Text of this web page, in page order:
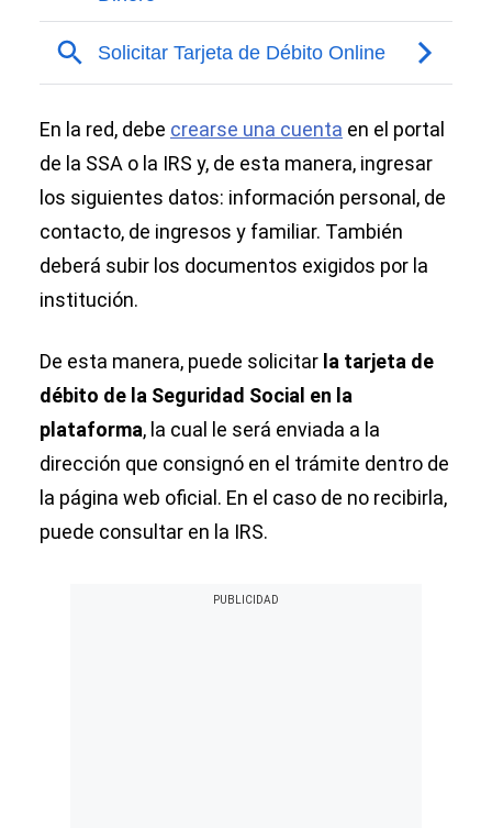
En la red, debe crearse una cuenta en el portal
de la SSA o la IRS y, de esta manera, ingresar
los siguientes datos: información personal, de
contacto, de ingresos y familiar. También
deberá subir los documentos exigidos por la
institución.
De esta manera, puede solicitar la tarjeta de
débito de la Seguridad Social en la
plataforma, la cual le será enviada a la
dirección que consignó en el trámite dentro de
la página web oficial. En el caso de no recibirla,
puede consultar en la IRS.